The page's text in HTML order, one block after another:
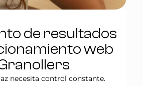
de resultados
web
necesita control constante.